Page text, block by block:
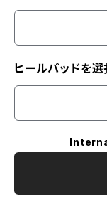
ヒールパッドを選